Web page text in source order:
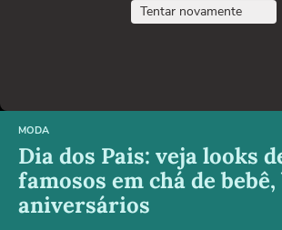
Tentar novamente
MODA
Dia dos Pais: veja looks
famosos em chá de
aniversários